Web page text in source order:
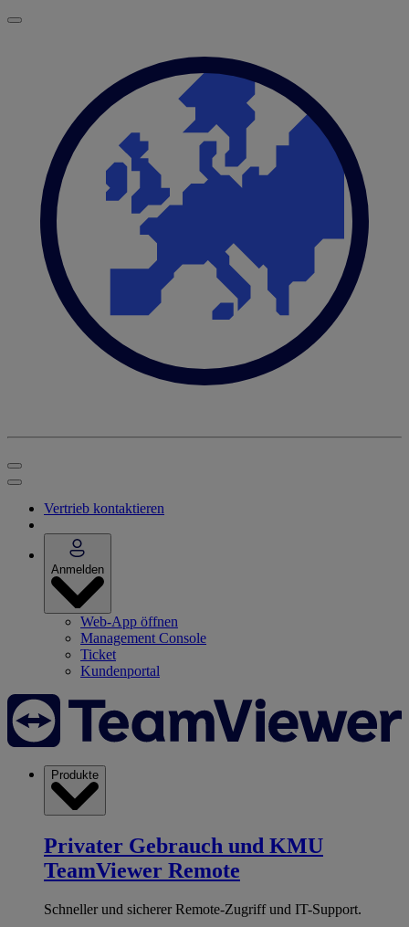
Vertrieb kontaktieren
Anmelden
Web-App öffnen
Management Console
Ticket
Kundenportal
Produkte
Privater Gebrauch und KMU
TeamViewer Remote
Schneller und sicherer Remote-Zugriff und IT-Support.